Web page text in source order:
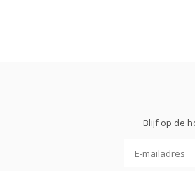
Blijf op de